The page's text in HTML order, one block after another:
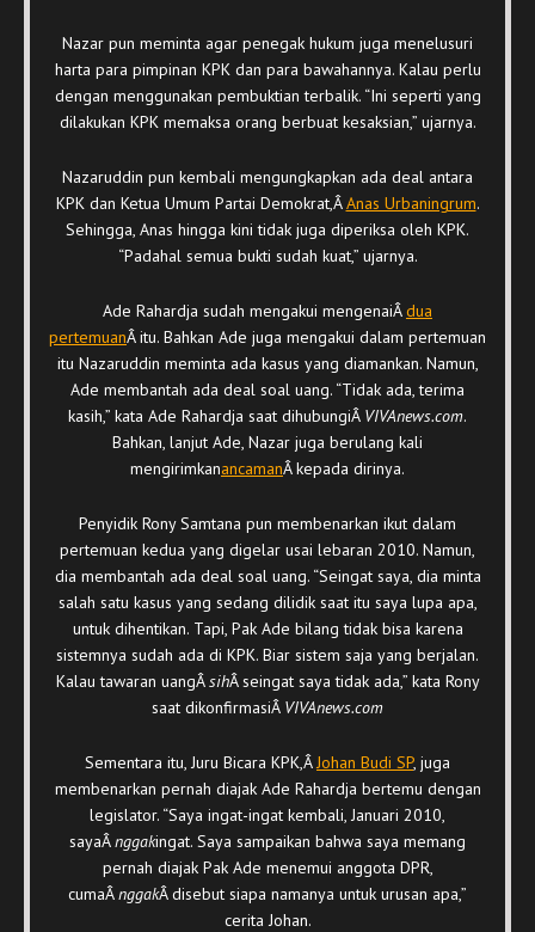
Nazar pun meminta agar penegak hukum juga menelusuri
harta para pimpinan KPK dan para bawahannya. Kalau perlu
dengan menggunakan pembuktian terbalik. “Ini seperti yang
dilakukan KPK memaksa orang berbuat kesaksian,” ujarnya.
Nazaruddin pun kembali mengungkapkan ada deal antara
KPK dan Ketua Umum Partai Demokrat,ÂAnas Urbaningrum.
Sehingga, Anas hingga kini tidak juga diperiksa oleh KPK.
“Padahal semua bukti sudah kuat,” ujarnya.
Ade Rahardja sudah mengakui mengenaiÂdua
pertemuanÂ itu. Bahkan Ade juga mengakui dalam pertemuan
itu Nazaruddin meminta ada kasus yang diamankan. Namun,
Ade membantah ada deal soal uang. “Tidak ada, terima
kasih,” kata Ade Rahardja saat dihubungiÂ VIVAnews.com.
Bahkan, lanjut Ade, Nazar juga berulang kali
mengirimkanancamanÂ kepada dirinya.
Penyidik Rony Samtana pun membenarkan ikut dalam
pertemuan kedua yang digelar usai lebaran 2010. Namun,
dia membantah ada deal soal uang. “Seingat saya, dia minta
salah satu kasus yang sedang dilidik saat itu saya lupa apa,
untuk dihentikan. Tapi, Pak Ade bilang tidak bisa karena
sistemnya sudah ada di KPK. Biar sistem saja yang berjalan.
Kalau tawaran uangÂsihÂ seingat saya tidak ada,” kata Rony
saat dikonfirmasiÂ VIVAnews.com
Sementara itu, Juru Bicara KPK,Â Johan Budi SP, juga
membenarkan pernah diajak Ade Rahardja bertemu dengan
legislator. “Saya ingat-ingat kembali, Januari 2010,
sayaÂnggakingat. Saya sampaikan bahwa saya memang
pernah diajak Pak Ade menemui anggota DPR,
cumaÂnggakÂ disebut siapa namanya untuk urusan apa,”
cerita Johan.